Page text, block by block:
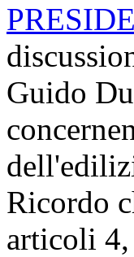
Guido
Ricordo
articoli 4,